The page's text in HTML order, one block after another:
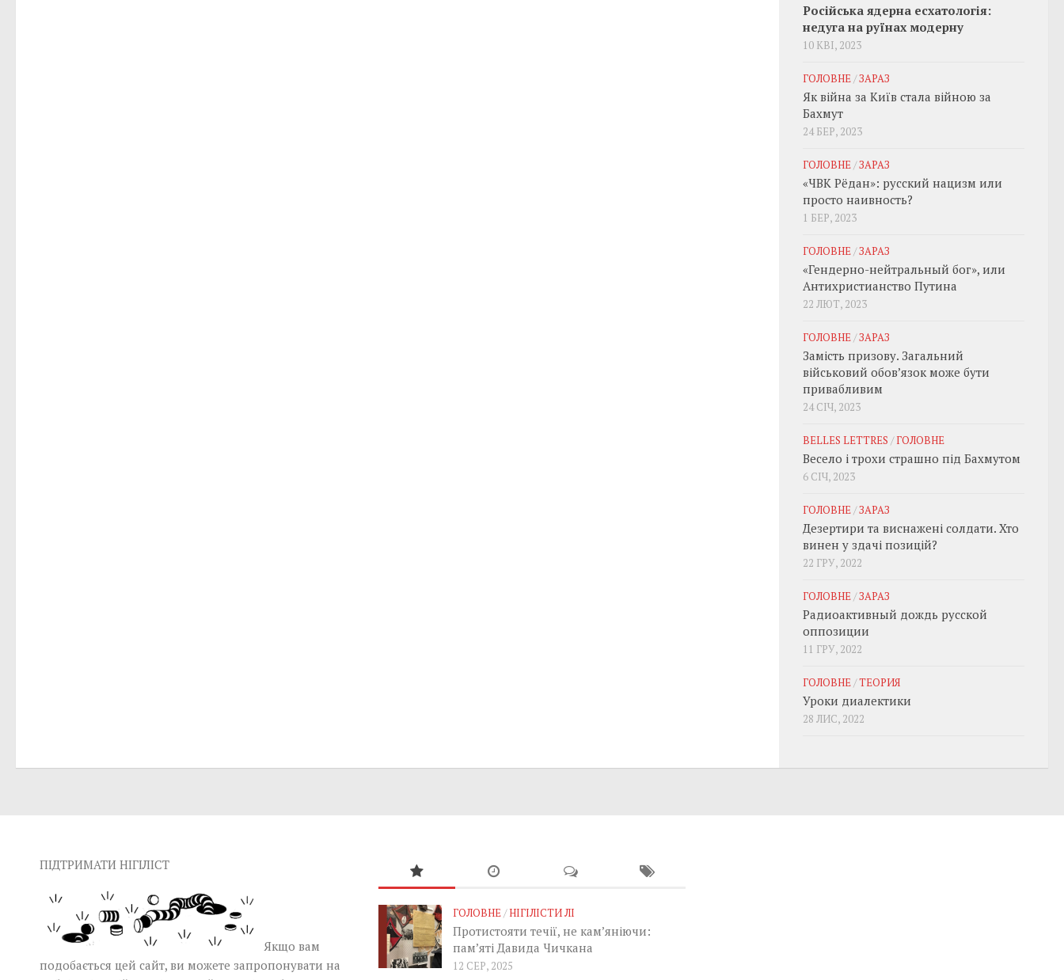
Російська ядерна есхатологія:
недуга на руїнах модерну
10 КВІ, 2023
ГОЛОВНЕ/ЗАРАЗ
Як війна за Київ стала війною за
Бахмут
24 БЕР, 2023
ГОЛОВНЕ/ЗАРАЗ
«ЧВК Рёдан»: русский нацизм или
просто наивность?
1 БЕР, 2023
ГОЛОВНЕ/ЗАРАЗ
«Гендерно-нейтральный бог», или
Антихристианство Путина
22 ЛЮТ, 2023
ГОЛОВНЕ/ЗАРАЗ
Замість призову. Загальний
військовий обовʼязок може бути
привабливим
24 СІЧ, 2023
BELLES LETTRES /ГОЛОВНЕ
Весело і трохи страшно під Бахмутом
6 СІЧ, 2023
ГОЛОВНЕ/ЗАРАЗ
Дезертири та виснажені солдати. Хто
винен у здачі позицій?
22 ГРУ, 2022
ГОЛОВНЕ/ЗАРАЗ
Радиоактивный дождь русской
оппозиции
11 ГРУ, 2022
ГОЛОВНЕ/ТЕОРИЯ
Уроки диалектики
28 ЛИС, 2022
ПІДТРИМАТИ НІГІЛІСТ
Якщо вам
подобається цей сайт, ви можете запропонувати на
ГОЛОВНЕ/НІГІЛІСТИ ЛІ
Протистояти течії, не кам’яніючи:
пам’яті Давида Чичкана
12 СЕР, 2025